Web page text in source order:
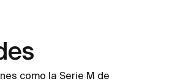
como la Serie M de